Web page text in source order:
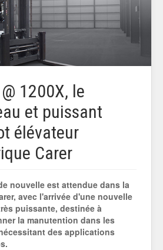
1200X, le
et puissant
élévateur
Carer
nouvelle est attendue dans la
avec l'arrivée d'une nouvelle
puissante, destinée à
la manutention dans les
des applications